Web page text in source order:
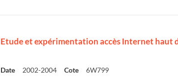
Etude et expérimentation accès Internet haut
Date 2002-2004 Cote 6W799